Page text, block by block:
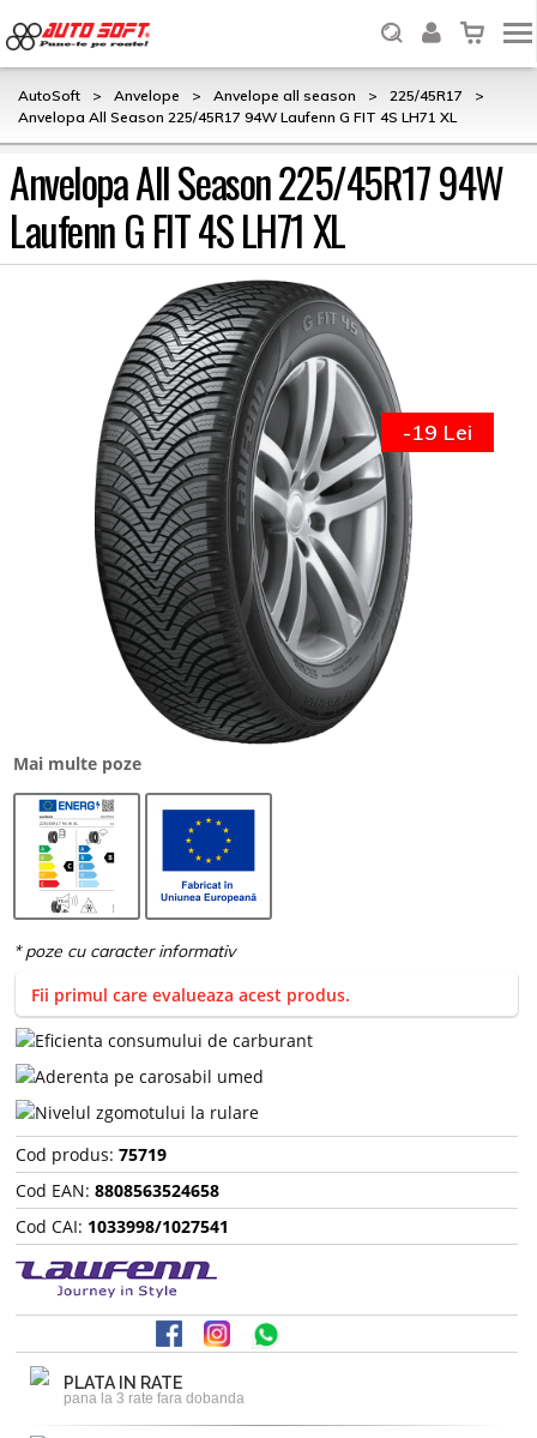
AutoSoft > Anvelope > Anvelope all season > 225/45R17
>
Anvelopa All Season 225/45R17 94W Laufenn G FIT 4S LH71 XL
Anvelopa All Season 225/45R17 94W
Laufenn G FIT 4S LH71 XL
Mai multe poze
-19 Lei
Fii primul care evalueaza acest produs.
Cod produs: 75719
Cod EAN: 8808563524658
Cod CAI: 1033998/1027541
PLATA IN RATE
pana la 3 rate fara dobanda